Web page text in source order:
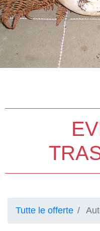
Tutte le offerte